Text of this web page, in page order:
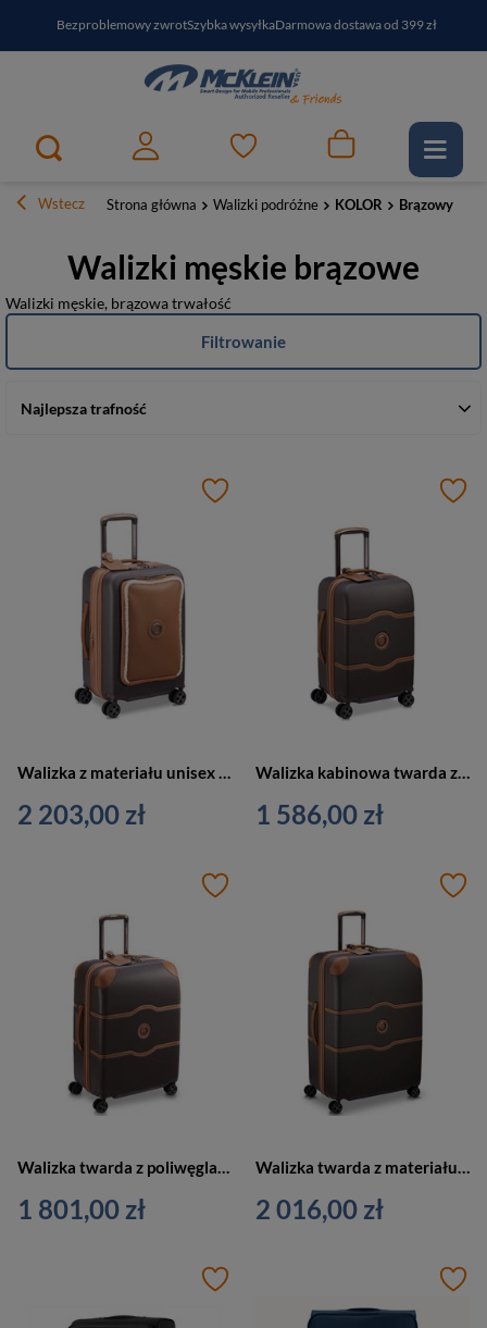
Bezproblemowy zwrotSzybka wysyłkaDarmowa dostawa od 399 zł
PayPo - kup i zapłać za30 dniZapisz się do newslettera i odbierz RABAT
Wstecz Strona główna Walizki podróżne KOLOR Brązowy
Walizki męskie brązowe
Walizki męskie, brązowa trwałość
Najlepsza trafność
Filtrowanie
Walizka z materiału unisex Delsey Chatelet Air 2.0 kabinowa na 4 kółkach brązowa
2 203,00 zł
Walizka kabinowa twarda z materiału unisex Delsey Chatelet Air 2.0 na 4 kółkach brązowa
1 586,00 zł
1 801,00 zł 2 016,00 zł